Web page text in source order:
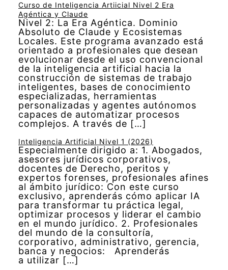
Curso de Inteligencia Artiicial Nivel 2 Era
Agéntica y Claude
Nivel 2: La Era Agéntica. Dominio
Absoluto de Claude y Ecosistemas
Locales. Este programa avanzado está
orientado a profesionales que desean
evolucionar desde el uso convencional
de la inteligencia artificial hacia la
construcción de sistemas de trabajo
inteligentes, bases de conocimiento
especializadas, herramientas
personalizadas y agentes autónomos
capaces de automatizar procesos
complejos. A través de […]
Inteligencia Artificial Nivel 1 (2026)
Especialmente dirigido a: 1. Abogados,
asesores jurídicos corporativos,
docentes de Derecho, peritos y
expertos forenses, profesionales afines
al ámbito jurídico: Con este curso
exclusivo, aprenderás cómo aplicar IA
para transformar tu práctica legal,
optimizar procesos y liderar el cambio
en el mundo jurídico. 2. Profesionales
del mundo de la consultoría,
corporativo, administrativo, gerencia,
banca y negocios: Aprenderás
a utilizar […]